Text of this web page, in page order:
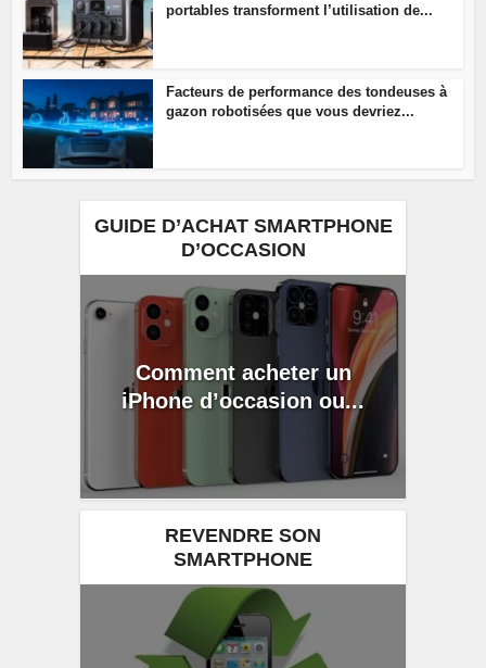
portables transforment l’utilisation de...
Facteurs de performance des tondeuses à
gazon robotisées que vous devriez...
GUIDE D’ACHAT SMARTPHONE
D’OCCASION
Comment acheter un
iPhone d’occasion ou...
REVENDRE SON
SMARTPHONE